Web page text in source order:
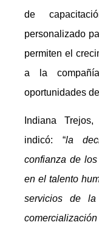
de
personalizado
permiten el
a la
oportunidades
Indiana
indicó: “la
confianza de
en el talento
servicios de